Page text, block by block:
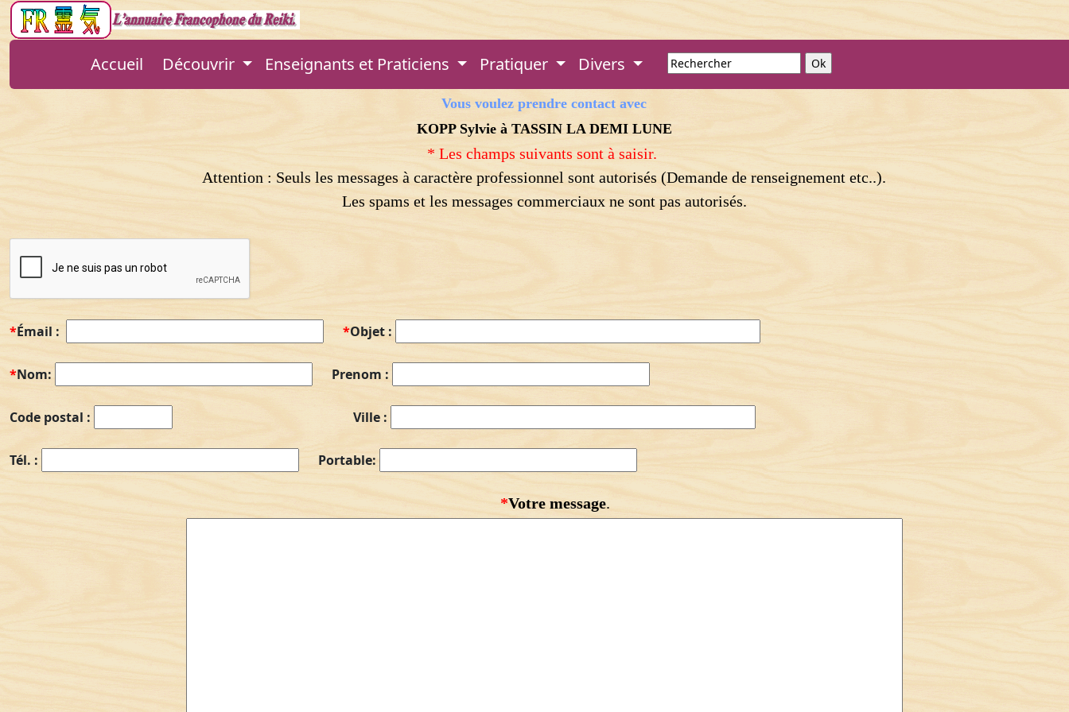
Accueil Découvrir Enseignants et Praticiens Pratiquer Divers
Vous voulez prendre contact avec
KOPP Sylvie à TASSIN LA DEMI LUNE
* Les champs suivants sont à saisir.
Attention : Seuls les messages à caractère professionnel sont autorisés (Demande de renseignement etc..).
Les spams et les messages commerciaux ne sont pas autorisés.
*Émail : *Objet :
*Nom: Prenom :
Code postal : Ville :
Tél. : Portable:
*Votre message.